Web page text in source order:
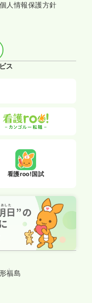
人情報保護方針
ス
看護roo!国試
福島